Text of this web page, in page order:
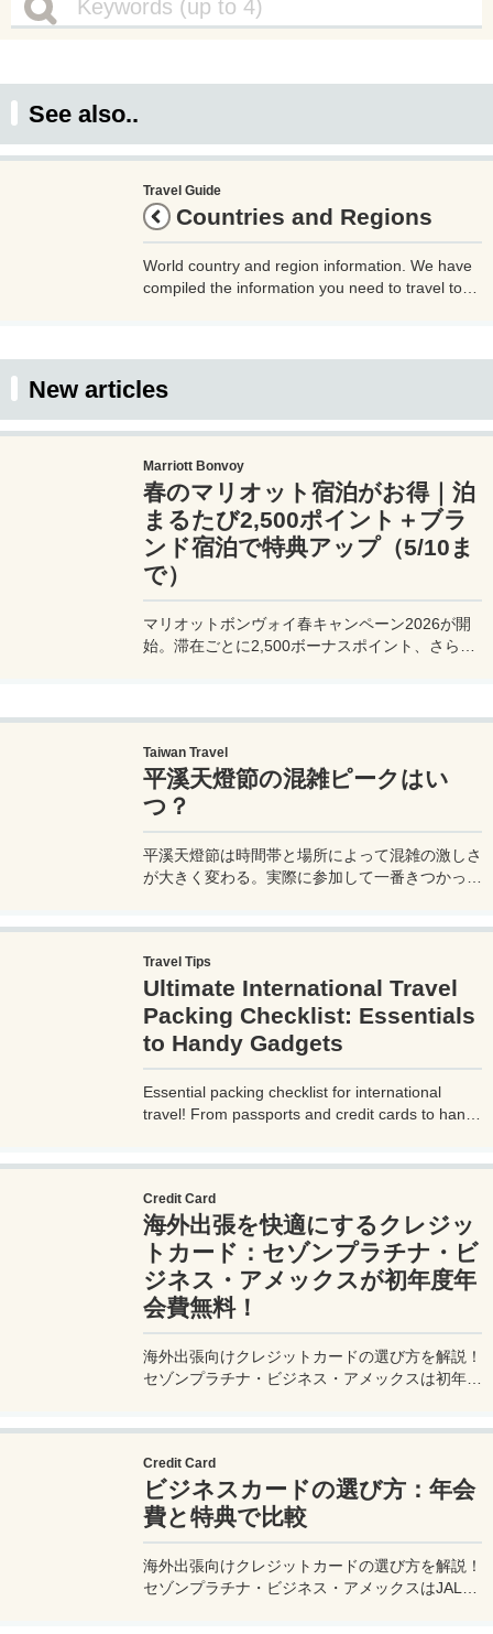
See also..
Travel Guide
Countries and Regions
World country and region information. We have
compiled the information you need to travel to
traveling.
New articles
Marriott Bonvoy
春のマリオット宿泊がお得｜泊
まるたび2,500ポイント＋ブラ
ンド宿泊で特典アップ（5/10ま
で）
マリオットボンヴォイ春キャンペーン2026が開
始。滞在ごとに2,500ボーナスポイント、さらに
Taiwan Travel
平溪天燈節の混雑ピークはい
つ？
平溪天燈節は時間帯と場所によって混雑の激しさ
が大きく変わる。実際に参加して一番きつかった
Travel Tips
Ultimate International Travel
Packing Checklist: Essentials
to Handy Gadgets
Essential packing checklist for international
travel! From passports and credit cards to handy
seasoned travelers. Explore more at
measuretrip.com!
Credit Card
海外出張を快適にするクレジッ
トカード：セゾンプラチナ・ビ
ジネス・アメックスが初年度年
会費無料！
海外出張向けクレジットカードの選び方を解説！
セゾンプラチナ・ビジネス・アメックスは初年度
Credit Card
ビジネスカードの選び方：年会
費と特典で比較
海外出張向けクレジットカードの選び方を解説！
セゾンプラチナ・ビジネス・アメックスはJALマ